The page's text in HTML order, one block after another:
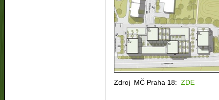
Zdroj MČ Praha 18:ZDE